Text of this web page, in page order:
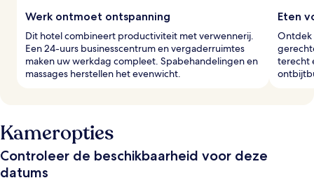
Werk ontmoet ontspanning
Dit hotel combineert productiviteit met verwennerij.
Een 24-uurs businesscentrum en vergaderruimtes
maken uw werkdag compleet. Spabehandelingen en
massages herstellen het evenwicht.
Eten
Ontdek
terecht
Kameropties
Controleer de beschikbaarheid voor deze
datums